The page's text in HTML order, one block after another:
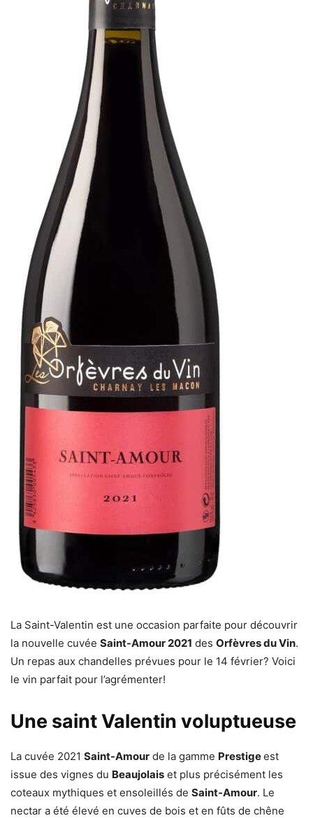
La Saint-Valentin est une occasion parfaite pour découvrir
la nouvelle cuvée Saint-Amour 2021 des Orfèvres du Vin.
Un repas aux chandelles prévues pour le 14 février? Voici
le vin parfait pour l’agrémenter!
Une saint Valentin voluptueuse
La cuvée 2021 Saint-Amour de la gamme Prestigeest
issue des vignes du Beaujolais et plus précisément les
coteaux mythiques et ensoleillés de Saint-Amour. Le
nectar a été élevé en cuves de bois et en fûts de chêne